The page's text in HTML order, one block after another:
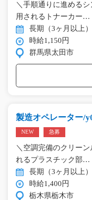
＼手順通りに進める
用されるトナーカー…
長期（3ヶ月以上）
時給1,150円
群馬県太田市
製造オペレーター/
NEW 急募
＼空調完備のクリー
れるプラスチック部…
長期（3ヶ月以上）
時給1,400円
栃木県栃木市